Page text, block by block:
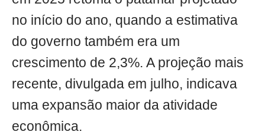
no início do ano, quando a estimativa
do governo também era um
crescimento de 2,3%. A projeção mais
recente, divulgada em julho, indicava
uma expansão maior da atividade
econômica.